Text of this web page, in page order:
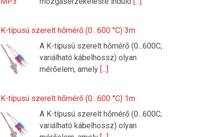
K-típusú szerelt hőmérő (0…600 °C) 3m
A K-típusú szerelt hőmérő (0...600C;
variálható kábelhossz) olyan
mérőelem, amely [...]
K-típusú szerelt hőmérő (0…600 °C) 1m
A K-típusú szerelt hőmérő (0...600C;
variálható kábelhossz) olyan